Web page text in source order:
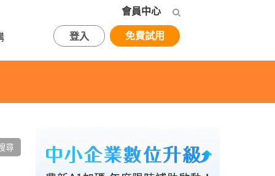
會員中心
登入 免費試用